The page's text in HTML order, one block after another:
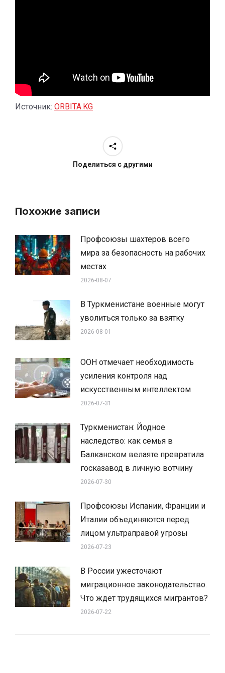
Источник: ORBITA.KG
Поделиться с другими
Похожие записи
Профсоюзы шахтеров всего
мира за безопасность на рабочих
местах
2026-08-07
В Туркменистане военные могут
уволиться только за взятку
2026-08-01
ООН отмечает необходимость
усиления контроля над
искусственным интеллектом
2026-07-31
Туркменистан: Йодное
наследство: как семья в
Балканском велаяте превратила
госказавод в личную вотчину
2026-07-30
Профсоюзы Испании, Франции и
Италии объединяются перед
лицом ультраправой угрозы
2026-07-23
В России ужесточают
миграционное законодательство.
Что ждет трудящихся мигрантов?
2026-07-22